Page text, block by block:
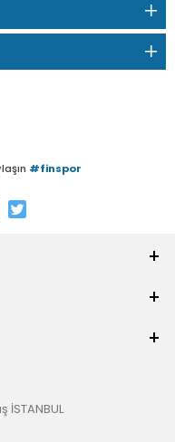
#finspor
İSTANBUL